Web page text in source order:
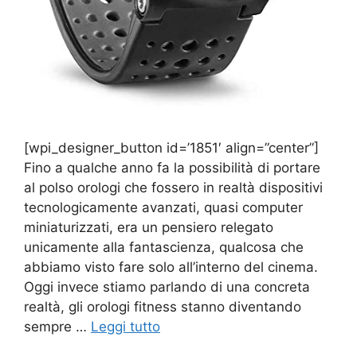
[wpi_designer_button id=’1851′ align=”center”]
Fino a qualche anno fa la possibilità di portare
al polso orologi che fossero in realtà dispositivi
tecnologicamente avanzati, quasi computer
miniaturizzati, era un pensiero relegato
unicamente alla fantascienza, qualcosa che
abbiamo visto fare solo all’interno del cinema.
Oggi invece stiamo parlando di una concreta
realtà, gli orologi fitness stanno diventando
sempre … Leggi tutto